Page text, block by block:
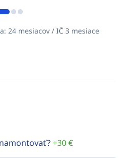
24 mesiacov / IČ 3 mesiace
+30 €